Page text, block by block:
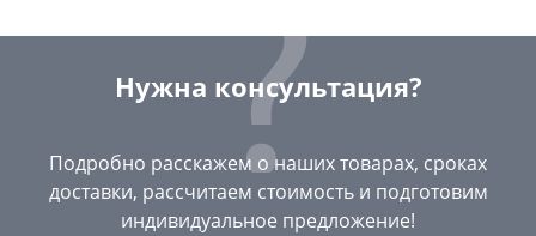
Нужна консультация?
Подробно расскажем о наших товарах, сроках
доставки, рассчитаем стоимость и подготовим
индивидуальное предложение!